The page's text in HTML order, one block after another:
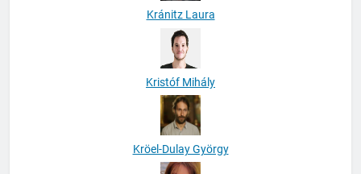
Kránitz Laura
Kristóf Mihály
Kröel-Dulay György